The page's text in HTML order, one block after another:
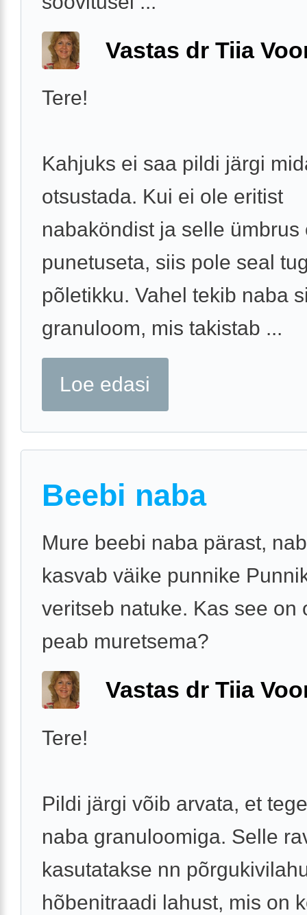
Vastas dr Tiia
Tere!
Kahjuks ei saa pildi järgi
otsustada. Kui ei ole eritist
nabaköndist ja selle ümbrus
punetuseta, siis pole seal
põletikku. Vahel tekib naba
granuloom, mis takistab ...
Loe edasi
Beebi naba
Mure beebi naba pärast,
kasvab väike punnike
veritseb natuke. Kas see on
peab muretsema?
Vastas dr Tiia
Tere!
Pildi järgi võib arvata, et
naba granuloomiga. Selle
kasutatakse nn
hõbenitraadi lahust, mis on